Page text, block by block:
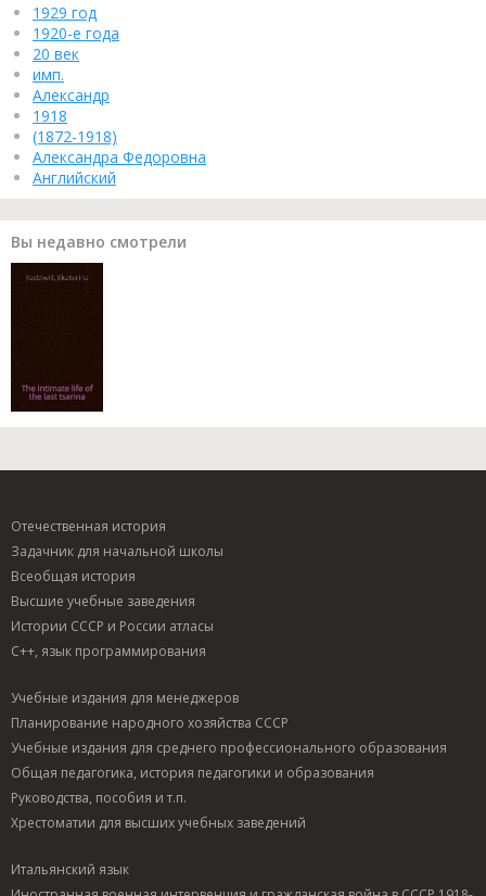
1929 год
1920-е года
20 век
имп.
Александр
1918
(1872-1918)
Александра Федоровна
Английский
Вы недавно смотрели
Отечественная история
Задачник для начальной школы
Всеобщая история
Высшие учебные заведения
Истории СССР и России атласы
C++, язык программирования
Учебные издания для менеджеров
Планирование народного хозяйства СССР
Учебные издания для среднего профессионального образования
Общая педагогика, история педагогики и образования
Руководства, пособия и т.п.
Хрестоматии для высших учебных заведений
Итальянский язык